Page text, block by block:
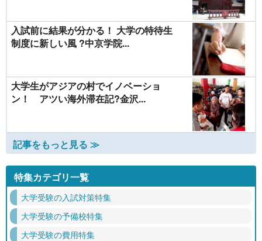
入試前に結果が分かる！ 大学の特待生
制度に新しい風 ?中京学院...
大学生がアジアの村でイノベーショ
ン！ アツい海外滞在記?金沢...
記事をもっと見る ≫
特集カテゴリ一覧
大学受験の入試対策特集
大学受験の予備校特集
大学受験の費用特集